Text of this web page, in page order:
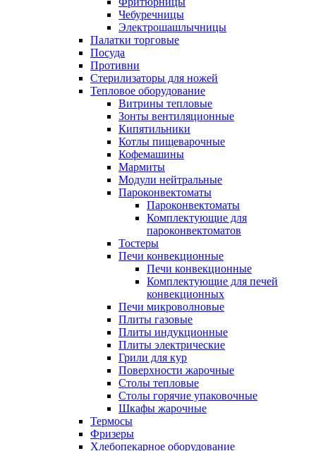
Чебуречницы
Электрошашлычницы
Палатки торговые
Посуда
Противни
Стерилизаторы для ножей
Тепловое оборудование
Витрины тепловые
Зонты вентиляционные
Кипятильники
Котлы пищеварочные
Кофемашины
Мармиты
Модули нейтральные
Пароконвектоматы
Пароконвектоматы
Комплектующие для
пароконвектоматов
Тостеры
Печи конвекционные
Печи конвекционные
Комплектующие для печей
конвекционных
Печи микроволновые
Плиты газовые
Плиты индукционные
Плиты электрические
Грили для кур
Поверхности жарочные
Столы тепловые
Столы горячие упаковочные
Шкафы жарочные
Термосы
Фризеры
Хлебопекарное оборудование